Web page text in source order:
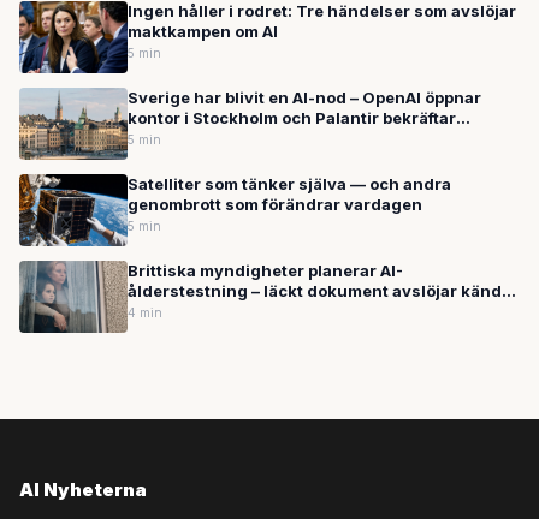
Ingen håller i rodret: Tre händelser som avslöjar
maktkampen om AI
5 min
Sverige har blivit en AI-nod – OpenAI öppnar
kontor i Stockholm och Palantir bekräftar
hemligt försvarssamarbete
5 min
Satelliter som tänker själva — och andra
genombrott som förändrar vardagen
5 min
Brittiska myndigheter planerar AI-
ålderstestning – läckt dokument avslöjar kända
brister som kan mista barn för vuxna
4 min
AI Nyheterna